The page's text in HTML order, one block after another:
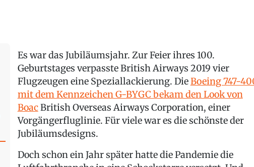
Es war das Jubiläumsjahr. Zur Feier ihres 100.
Geburtstages verpasste British Airways 2019 vier
Flugzeugen eine Speziallackierung. DieBoeing 747-
mit dem Kennzeichen G-BYGC bekam den Look von
BoacBritish Overseas Airways Corporation, einer
Vorgängerfluglinie. Für viele war es die schönste der
Jubiläumsdesigns.
Doch schon ein Jahr später hatte die Pandemie die